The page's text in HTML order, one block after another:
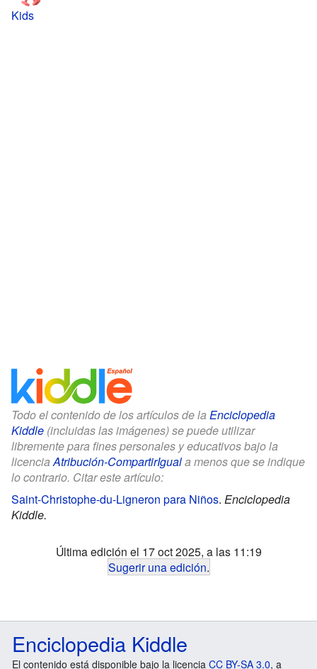
Kids
Todo el contenido de los artículos de la Enciclopedia
Kiddle (incluidas las imágenes) se puede utilizar
libremente para fines personales y educativos bajo la
licenciaAtribución-CompartirIguala menos que se indique
lo contrario. Citar este artículo:
Saint-Christophe-du-Ligneron para Niños. Enciclopedia
Kiddle.
Última edición el 17 oct 2025, a las 11:19
Sugerir una edición.
Enciclopedia Kiddle
El contenido está disponible bajo la licencia CC BY-SA 3.0, a